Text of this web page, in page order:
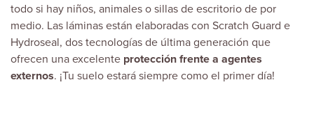
todo si hay niños, animales o sillas de escritorio de por
medio. Las láminas están elaboradas con Scratch Guard e
Hydroseal, dos tecnologías de última generación que
ofrecen una excelente protección frente a agentes
externos. ¡Tu suelo estará siempre como el primer día!